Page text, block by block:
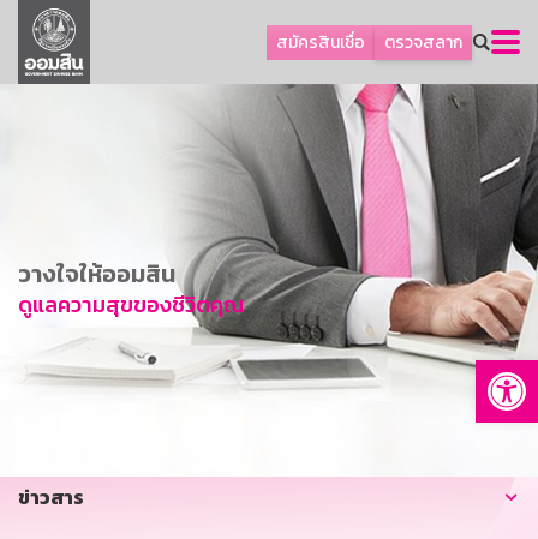
สมัครสินเชื่อ ตรวจสลาก
ลูกค้าธุรกิจ
ลูกค้าผู้ประกอบรายย่อย
การพัฒนาที่ยั่งยืน
ข่าวสาร
บริการทางการเงิน
อื่นๆ
วางใจให้ออมสิน
ดูแลความสุขของชีวิตคุณ
ข่าวสาร